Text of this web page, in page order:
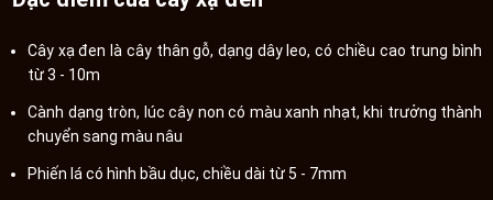
Cây xạ đen là cây thân gỗ, dạng dây leo, có chiều cao trung bình
từ 3 - 10m
Cành dạng tròn, lúc cây non có màu xanh nhạt, khi trưởng thành
chuyển sang màu nâu
Phiến lá có hình bầu dục, chiều dài từ 5 - 7mm